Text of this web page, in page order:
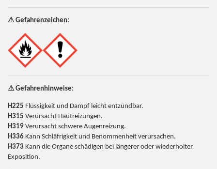
⚠ Gefahrenzeichen:
⚠ Gefahrenhinweise:
H225 Flüssigkeit und Dampf leicht entzündbar.
H315 Verursacht Hautreizungen.
H319 Verursacht schwere Augenreizung.
H336 Kann Schläfrigkeit und Benommenheit verursachen.
H373 Kann die Organe schädigen bei längerer oder wiederholter
Exposition.